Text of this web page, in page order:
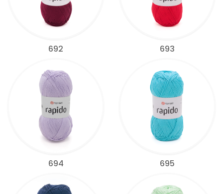
692 693
694 695